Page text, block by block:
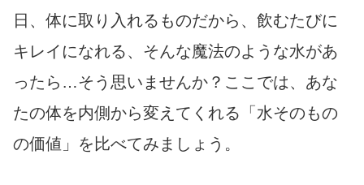
日、体に取り入れるものだから、飲むたびに
キレイになれる、そんな魔法のような水があ
ったら…そう思いませんか？ここでは、あな
たの体を内側から変えてくれる「水そのもの
の価値」を比べてみましょう。